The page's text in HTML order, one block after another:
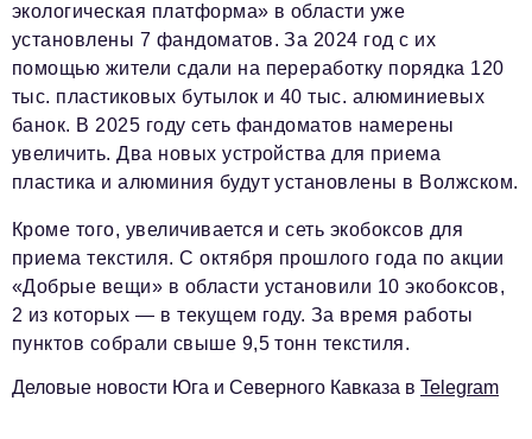
Электронные почты редакции:
Информационный отдел
info@business-magazine.online
Отдел рекламы
reklama@business-magazine.online
Отдел распространения/редакционная подписка
Отдел по работе с партнерами
partner@business-magazine.online
экологическая платформа» в области уже
установлены 7 фандоматов. За 2024 год с их
помощью жители сдали на переработку порядка 120
тыс. пластиковых бутылок и 40 тыс. алюминиевых
банок. В 2025 году сеть фандоматов намерены
увеличить. Два новых устройства для приема
пластика и алюминия будут установлены в Волжском.
Кроме того, увеличивается и сеть экобоксов для
приема текстиля. С октября прошлого года по акции
«Добрые вещи» в области установили 10 экобоксов,
2 из которых — в текущем году. За время работы
пунктов собрали свыше 9,5 тонн текстиля.
Деловые новости Юга и Северного Кавказа в Telegram